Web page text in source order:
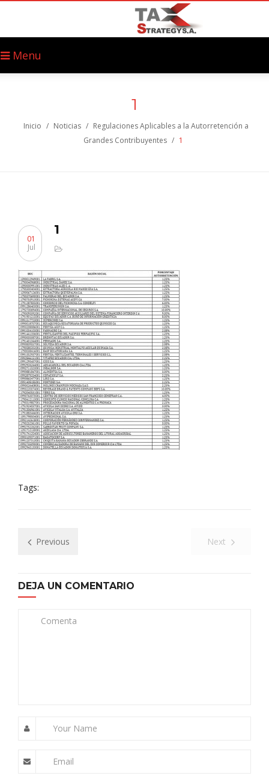
Menu
1
Inicio / Noticias / Regulaciones Aplicables a la Autorretención a
Grandes Contribuyentes / 1
1
01
Jul
Tags:
Previous Next
DEJA UN COMENTARIO
Comenta
Your Name
Email